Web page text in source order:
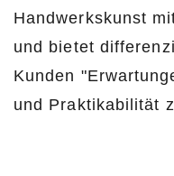
Handwerkskunst
und bietet
Kunden
und Praktikabilität